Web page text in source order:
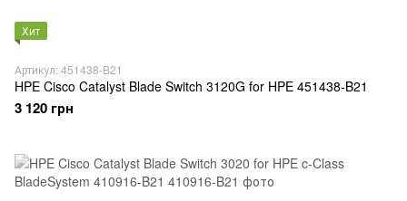
Хит
Артикул: 451438-B21
HPE Cisco Catalyst Blade Switch 3120G for HPE 451438-B21
3 120 грн